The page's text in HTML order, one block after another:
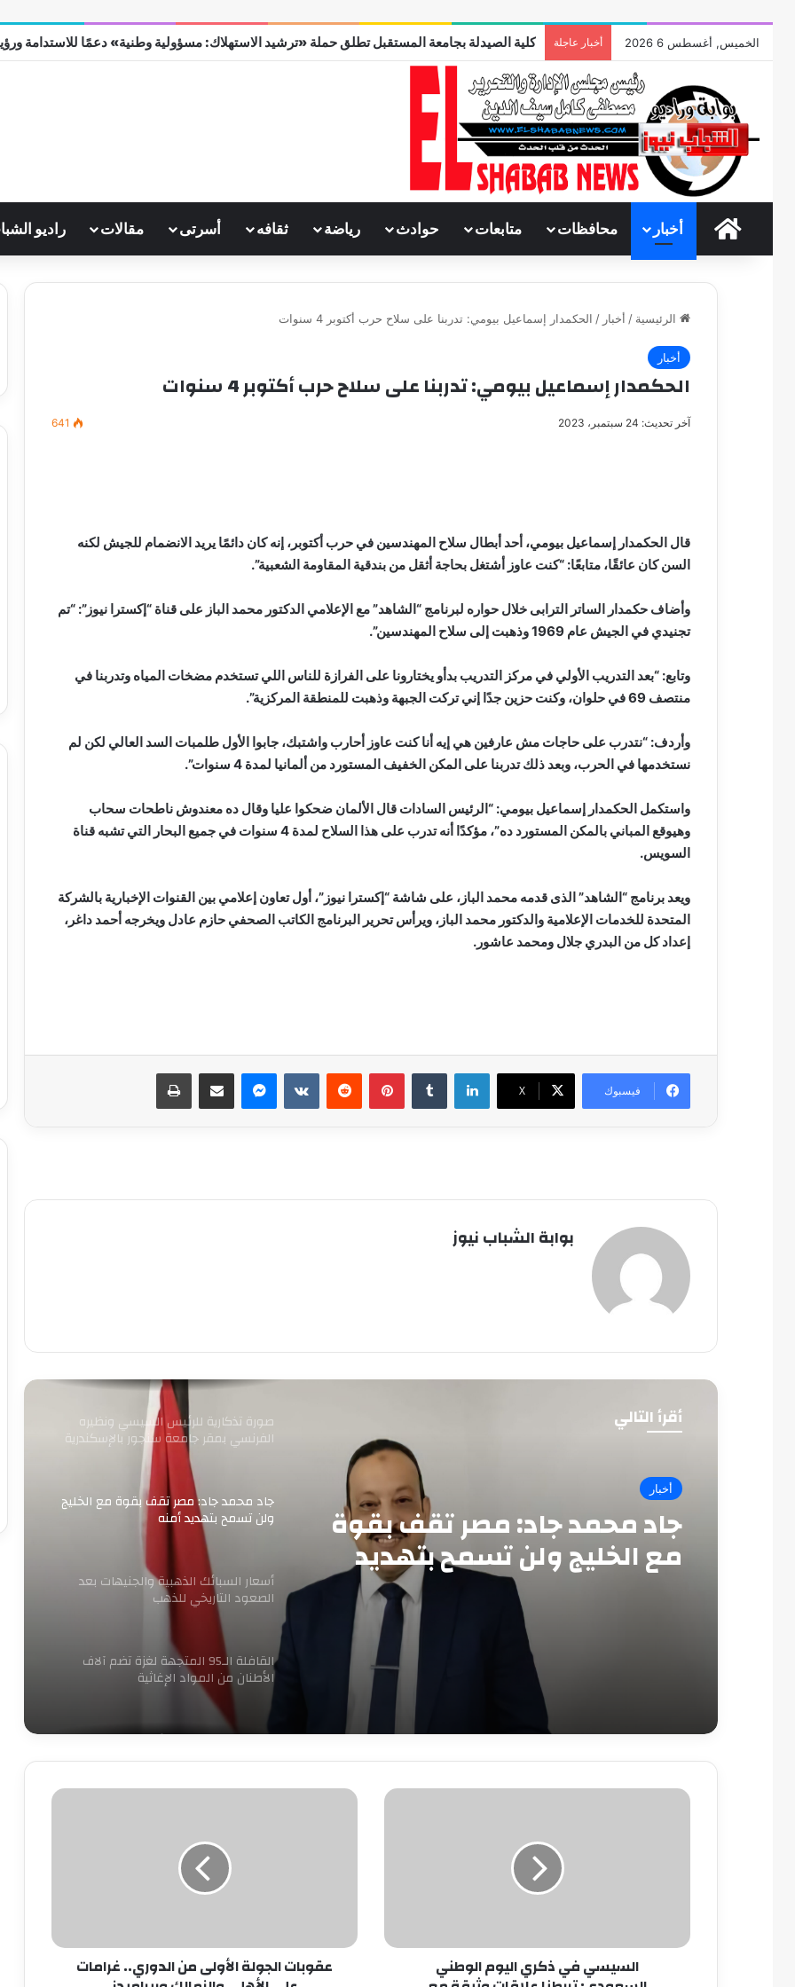
الخميس, أغسطس 6 2026 أخبار عاجلة كلية الصيدلة بجامعة المستقبل تطلق حملة «ترشيد الاستهلاك: مسؤولية وطنية» دعمًا للاستدامة ورؤية
الرئيسية
أخبار محافظات متابعات حوادث رياضة ثقافه أسرتى مقالات راديو
الرئيسية / أخبار / الحكمدار إسماعيل بيومي: تدربنا على سلاح حرب أكتوبر 4 سنوات
أخبار
الحكمدار إسماعيل بيومي: تدربنا على سلاح حرب أكتوبر 4 سنوات
آخر تحديث: 24 سبتمبر، 2023 641
قال الحكمدار إسماعيل بيومي، أحد أبطال سلاح المهندسين في حرب أكتوبر، إنه كان دائمًا يريد الانضمام للجيش لكنه
السن كان عائقًا، متابعًا: “كنت عاوز أشتغل بحاجة أثقل من بندقية المقاومة الشعبية”.
وأضاف حكمدار الساتر الترابى خلال حواره لبرنامج “الشاهد” مع الإعلامي الدكتور محمد الباز على قناة “إكسترا نيوز”: “تم
تجنيدي في الجيش عام 1969 وذهبت إلى سلاح المهندسين”.
وتابع: “بعد التدريب الأولي في مركز التدريب بدأو يختارونا على الفرازة للناس اللي تستخدم مضخات المياه وتدربنا في
منتصف 69 في حلوان، وكنت حزين جدًا إني تركت الجبهة وذهبت للمنطقة المركزية”.
وأردف: “نتدرب على حاجات مش عارفين هي إيه أنا كنت عاوز أحارب واشتبك، جابوا الأول طلمبات السد العالي لكن لم
نستخدمها في الحرب، وبعد ذلك تدربنا على المكن الخفيف المستورد من ألمانيا لمدة 4 سنوات”.
واستكمل الحكمدار إسماعيل بيومي: “الرئيس السادات قال الألمان ضحكوا عليا وقال ده معندوش ناطحات سحاب
وهيوقع المباني بالمكن المستورد ده”، مؤكدًا أنه تدرب على هذا السلاح لمدة 4 سنوات في جميع البحار التي تشبه قناة
السويس.
ويعد برنامج “الشاهد” الذى قدمه محمد الباز، على شاشة “إكسترا نيوز”، أول تعاون إعلامي بين القنوات الإخبارية بالشركة
المتحدة للخدمات الإعلامية والدكتور محمد الباز، ويرأس تحرير البرنامج الكاتب الصحفي حازم عادل ويخرجه أحمد داغر،
إعداد كل من البدري جلال ومحمد عاشور.
فيسبوك ‫X
لينكدإن بينتيريست ماسنجر مشاركة عبر البريد طباعة
بوابة الشباب نيوز
أقرأ التالي
أخبار
جاد محمد جاد: مصر تقف بقوة
مع الخليج ولن تسمح بتهديد
أمنه
الحكومة تبحث وضع حلول جذرية
للمشكلات المالية لـ”ماسبيرو” والصحف
القومية
الطاقة والبترول والبتروكيماويات مع نظيره
بالعمل المشترك من أجل مصلحة البلد
صورة تذكارية للرئيس السيسي ونظيره
الفرنسي بمقر جامعة سنجور بالإسكندرية
جاد محمد جاد: مصر تقف بقوة مع الخليج
ولن تسمح بتهديد أمنه
أسعار السبائك الذهبية والجنيهات بعد
الصعود التاريخي للذهب
القافلة الـ95 المتجهة لغزة تضم آلاف
الأطنان من المواد الإغاثية
الكهرباء تنفي زيادة الأسعار وتغيير
العدادات: كل ما يُتداول غير صحيح
الثانية من انتخابات مجلس النواب 2025
الحكومة تبحث وضع حلول جذرية
وزير البترول يبحث تعزيز التعاون في مجالات
السيسي
وثيقة
السيسي في ذكري اليوم الوطني
عقوبات
والزمالك
وبيراميدزعقوبات الجولة الأولى من الدوري.. غرامات
سيف
الدين
….
مايسه
عطوه
القرن
21
مصطفى كامل سيف الدين …. يكتب
مايسه عطوه كليوباترا القرن 21
سيف
ميلاد
ميلاد جديد